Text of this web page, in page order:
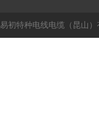
易初特种电线电缆（昆山